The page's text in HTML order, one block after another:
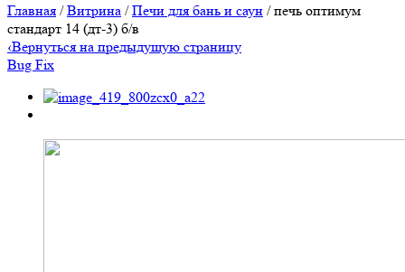
Главная /Витрина /Печи для бань и саун / печь оптимум
стандарт 14 (дт-3) б/в
‹Вернуться на предыдущую страницу
Bug Fix